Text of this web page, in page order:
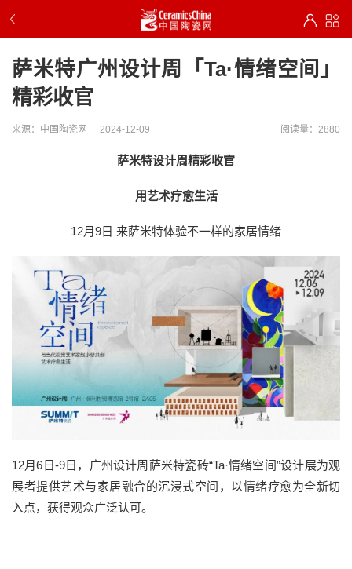
萨米特广州设计周「Ta·情绪空间」
精彩收官
来源：中国陶瓷网 2024-12-09 阅读量：2880
萨米特设计周精彩收官
用艺术疗愈生活
12月9日 来萨米特体验不一样的家居情绪
12月6日-9日，广州设计周萨米特瓷砖“Ta·情绪空间”设计展为观
展者提供艺术与家居融合的沉浸式空间，以情绪疗愈为全新切
入点，获得观众广泛认可。